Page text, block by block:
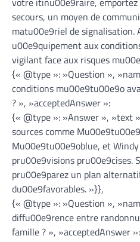
secours, un moyen de
matu00e9riel de signalisation.
u00e9quipement aux
vigilant face aux risques
{« @type »: »Question »,
conditions mu00e9tu00e9o
? », »acceptedAnswer »:
{« @type »: »Answer », »text
sources comme
Mu00e9tu00e9oblue, et
pru00e9visions pru00e9cises.
pru00e9parez un plan
du00e9favorables. »}},
{« @type »: »Question »,
diffu00e9rence entre
famille ? », »acceptedAnswer »: